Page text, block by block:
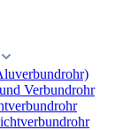
Verbundrohr